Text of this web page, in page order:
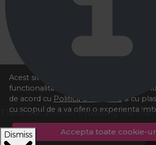
Acest site foloseste cookies pentru a va
functionalitatea dorita. Navigand in
de acord cu Politica de cookies si cu
cu scopul de a va oferi o experienta
Accepta toate cookie-
There was an error initializing the
Dismiss